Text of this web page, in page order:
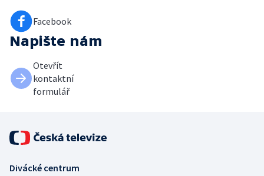
Facebook
Napište nám
Otevřít
kontaktní
formulář
Divácké centrum